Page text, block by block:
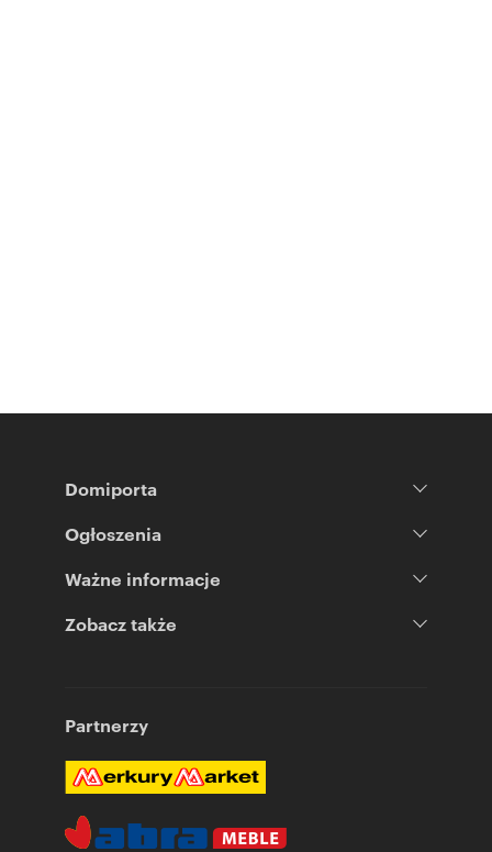
Domiporta
Ogłoszenia
Ważne informacje
Zobacz także
Partnerzy